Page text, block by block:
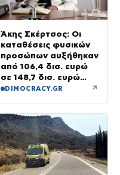
Άκης Σκέρτσος: Οι
καταθέσεις φυσικών
προσώπων αυξήθηκαν
από 106,4 δισ. ευρώ
σε 148,7 δισ. ευρώ
από τον Δεκέμβριο
DIMOCRACY.GR ↗